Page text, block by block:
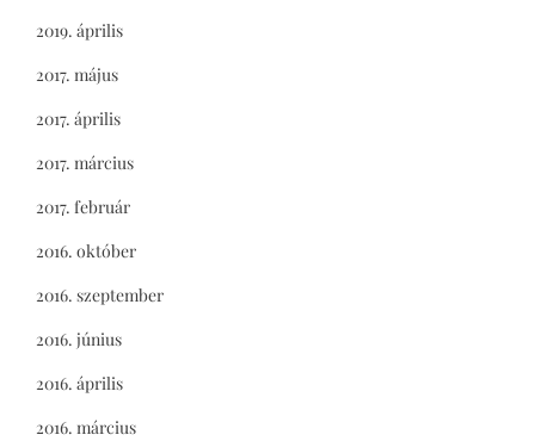
2019. április
2017. május
2017. április
2017. március
2017. február
2016. október
2016. szeptember
2016. június
2016. április
2016. március